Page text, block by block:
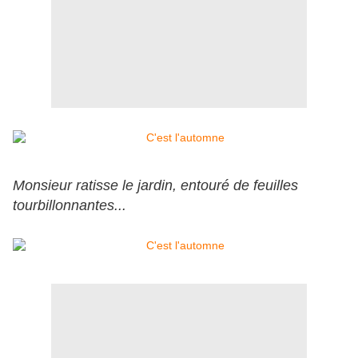
Monsieur ratisse le jardin, entouré de feuilles
tourbillonnantes...